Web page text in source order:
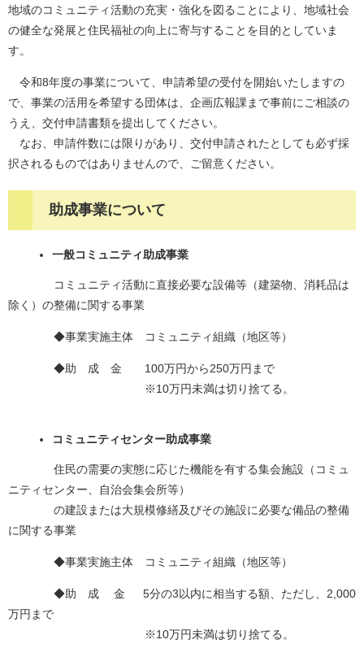
地域のコミュニティ活動の充実・強化を図ることにより、地域社会
の健全な発展と住民福祉の向上に寄与することを目的としていま
す。
令和8年度の事業について、申請希望の受付を開始いたしますの
で、事業の活用を希望する団体は、企画広報課まで事前にご相談の
うえ、交付申請書類を提出してください。
なお、申請件数には限りがあり、交付申請されたとしても必ず採
択されるものではありませんので、ご留意ください。
助成事業について
一般コミュニティ助成事業
コミュニティ活動に直接必要な設備等（建築物、消耗品は
除く）の整備に関する事業
◆事業実施主体 コミュニティ組織（地区等）
◆助 成 金 100万円から250万円まで
※10万円未満は切り捨てる。
コミュニティセンター助成事業
住民の需要の実態に応じた機能を有する集会施設（コミュ
ニティセンター、自治会集会所等）
の建設または大規模修繕及びその施設に必要な備品の整備
に関する事業
◆事業実施主体 コミュニティ組織（地区等）
◆助 成 金 5分の3以内に相当する額、ただし、2,000
万円まで
※10万円未満は切り捨てる。